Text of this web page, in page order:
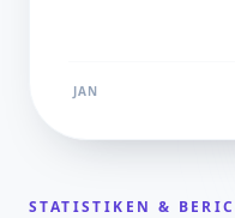
JAN
STATISTIKEN &